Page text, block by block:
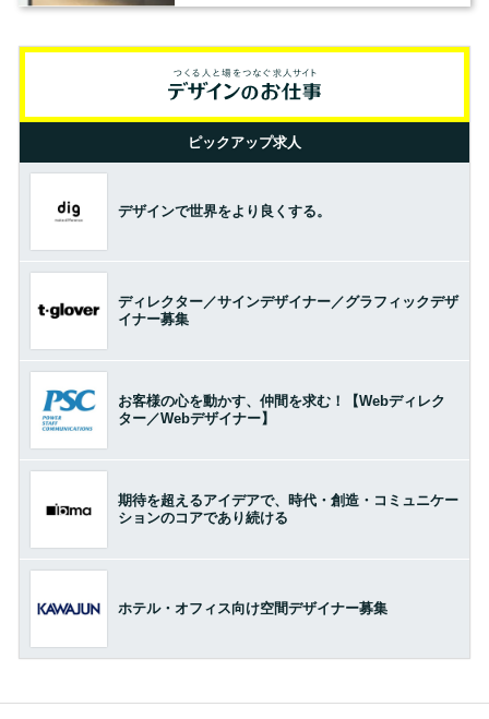
ピックアップ求人
デザインで世界をより良くする。
ディレクター／サインデザイナー／グラフィックデザ
イナー募集
お客様の心を動かす、仲間を求む！【Webディレク
ター／Webデザイナー】
期待を超えるアイデアで、時代・創造・コミュニケー
ションのコアであり続ける
ホテル・オフィス向け空間デザイナー募集